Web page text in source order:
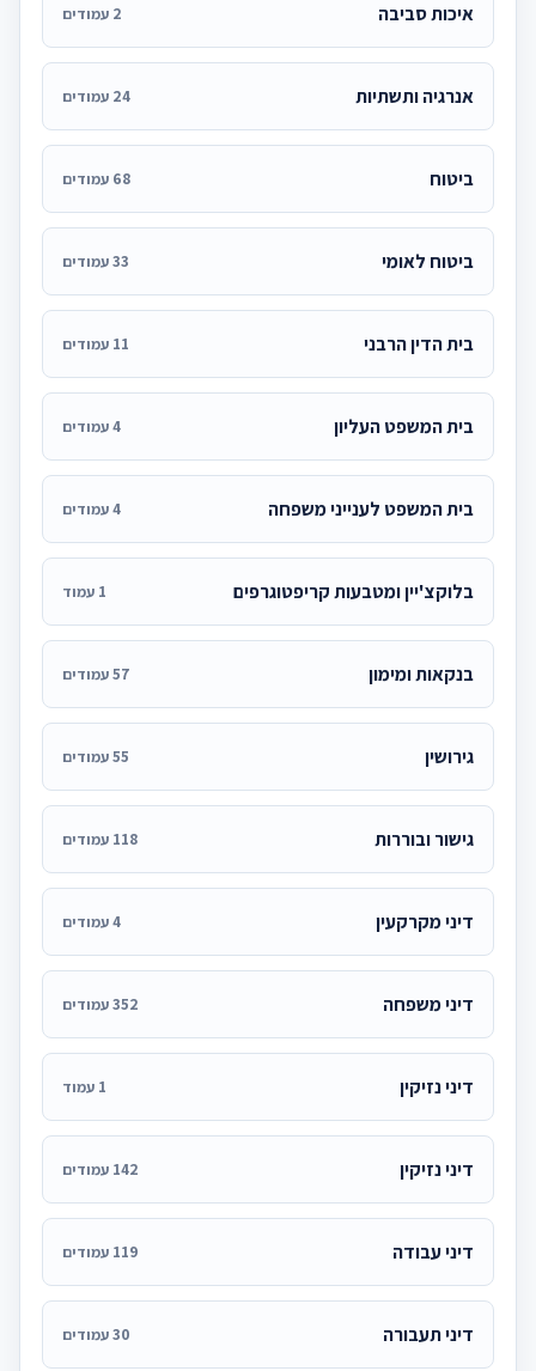
איכות סביבה 2 עמודים
אנרגיה ותשתיות 24 עמודים
ביטוח 68 עמודים
ביטוח לאומי 33 עמודים
בית הדין הרבני 11 עמודים
בית המשפט העליון 4 עמודים
בית המשפט לענייני משפחה 4 עמודים
בלוקצ'יין ומטבעות קריפטוגרפים 1 עמוד
בנקאות ומימון 57 עמודים
גירושין 55 עמודים
גישור ובוררות 118 עמודים
דיני מקרקעין 4 עמודים
דיני משפחה 352 עמודים
דיני נזיקין 1 עמוד
דיני נזיקין 142 עמודים
דיני עבודה 119 עמודים
דיני תעבורה 30 עמודים